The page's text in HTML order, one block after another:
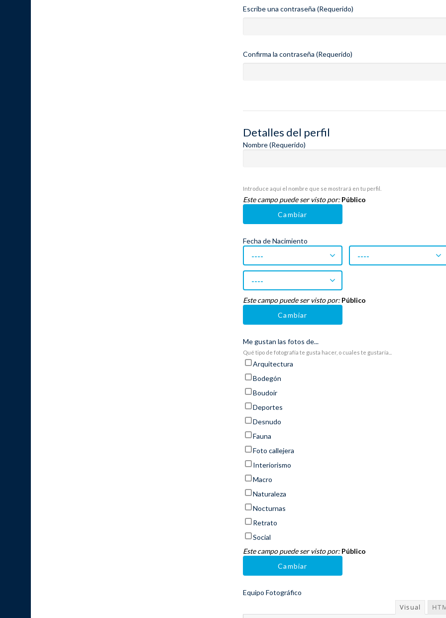
Escribe una contraseña (Requerido)
Confirma la contraseña (Requerido)
Detalles del perfil
Nombre(Requerido)
Introduce aquí el nombre que se mostrará en tu perfil.
Este campo puede ser visto por: Público
Cambiar
Fecha de Nacimiento
---- ----
----
Este campo puede ser visto por: Público
Cambiar
Me gustan las fotos de...
Qué tipo de fotografía te gusta hacer, o cuales te gustaría...
Arquitectura
Bodegón
Boudoir
Deportes
Desnudo
Fauna
Foto callejera
Interiorismo
Macro
Naturaleza
Nocturnas
Retrato
Social
Este campo puede ser visto por: Público
Cambiar
Equipo Fotográfico
Visual